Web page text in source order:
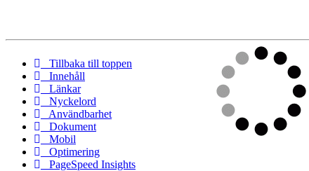
Tillbaka till toppen
Innehåll
Länkar
Nyckelord
Användbarhet
Dokument
Mobil
Optimering
PageSpeed Insights